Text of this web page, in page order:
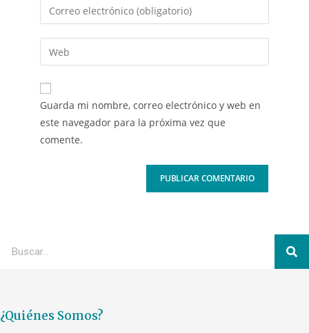
Guarda mi nombre, correo electrónico y web en
este navegador para la próxima vez que
comente.
¿Quiénes Somos?